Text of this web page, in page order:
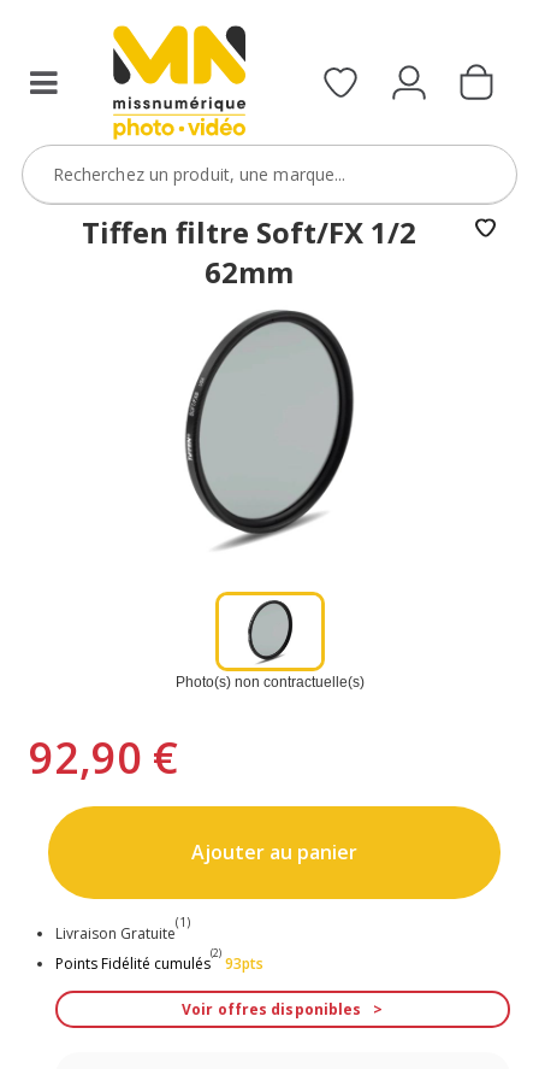
le
ObjectifFiltre5
VOIR L'OFFRE
Tiffen filtre Soft/FX 1/2
62mm
Photo(s) non contractuelle(s)
92,90 €
Ajouter au panier
Livraison Gratuite
(1)
Points Fidélité cumulés
(2)
93pts
Voir offres disponibles